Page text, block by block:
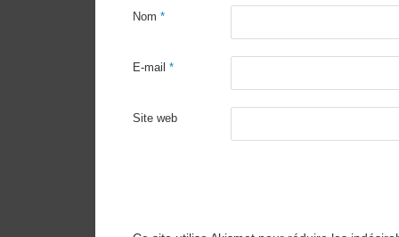
Nom *
E-mail *
Site web